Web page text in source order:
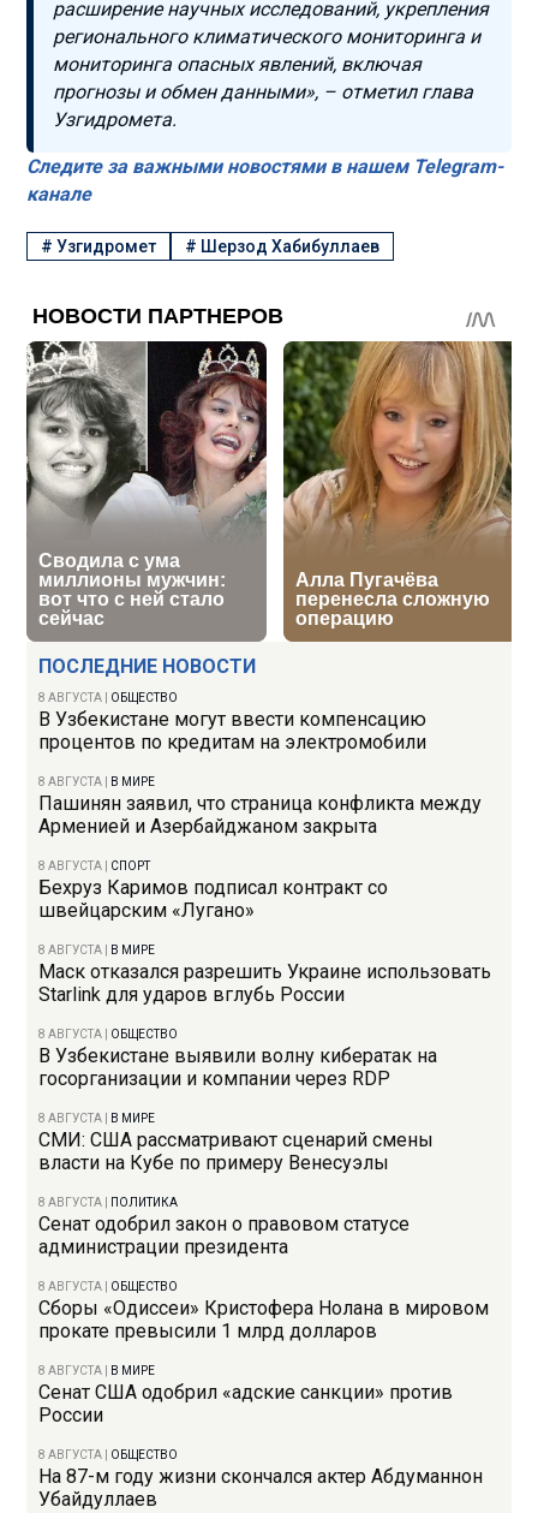
ПОСЛЕДНИЕ НОВОСТИ
8 АВГУСТА ОБЩЕСТВО
В Узбекистане могут ввести компенсацию
процентов по кредитам на электромобили
8 АВГУСТА В МИРЕ
Пашинян заявил, что страница конфликта между
Арменией и Азербайджаном закрыта
8 АВГУСТА СПОРТ
Бехруз Каримов подписал контракт со
швейцарским «Лугано»
8 АВГУСТА В МИРЕ
Маск отказался разрешить Украине использовать
Starlink для ударов вглубь России
8 АВГУСТА ОБЩЕСТВО
В Узбекистане выявили волну кибератак на
госорганизации и компании через RDP
8 АВГУСТА В МИРЕ
СМИ: США рассматривают сценарий смены
власти на Кубе по примеру Венесуэлы
8 АВГУСТА ПОЛИТИКА
Сенат одобрил закон о правовом статусе
администрации президента
8 АВГУСТА ОБЩЕСТВО
Сборы «Одиссеи» Кристофера Нолана в мировом
прокате превысили 1 млрд долларов
8 АВГУСТА В МИРЕ
Сенат США одобрил «адские санкции» против
России
8 АВГУСТА ОБЩЕСТВО
На 87-м году жизни скончался актер Абдуманнон
Убайдуллаев
расширение научных исследований, укрепления
регионального климатического мониторинга и
мониторинга опасных явлений, включая
прогнозы и обмен данными», – отметил глава
Узгидромета.
Следите за важными новостями в нашем Telegram-
канале
#Узгидромет # Шерзод Хабибуллаев